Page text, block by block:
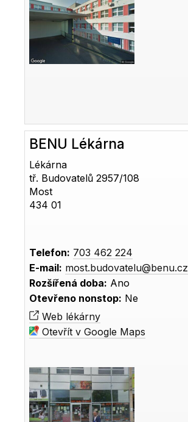
BENU Lékárna
Lékárna
tř. Budovatelů 2957/108
Most
434 01
Telefon: 703 462 224
E-mail: most.budovatelu@benu.cz
Rozšířená doba: Ano
Otevřeno nonstop: Ne
Web lékárny
Otevřít v Google Maps